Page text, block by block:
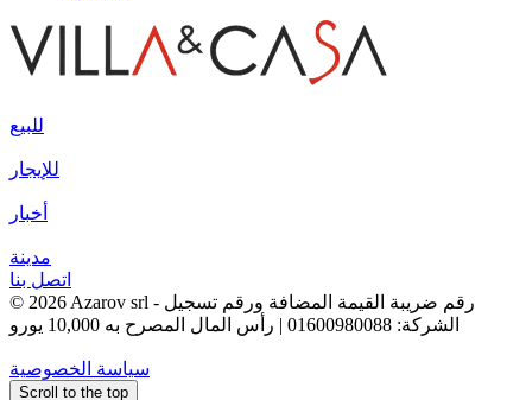
للبيع
للإيجار
أخبار
مدينة
اتصل بنا
© 2026 Azarov srl - رقم ضريبة القيمة المضافة ورقم تسجيل
الشركة: 01600980088 | رأس المال المصرح به 10,000 يورو
سياسة الخصوصية
Scroll to the top